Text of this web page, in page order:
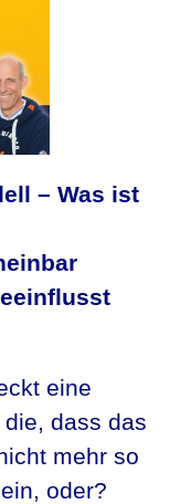
– Was ist
eine
dass das
mehr so
oder?